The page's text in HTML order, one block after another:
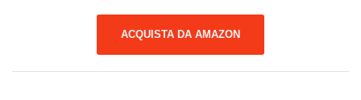
ACQUISTA DA AMAZON